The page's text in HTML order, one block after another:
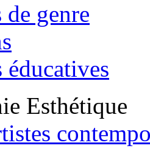
genre
Esthétique